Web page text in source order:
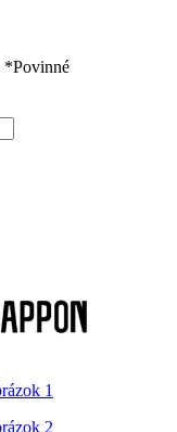
*Povinné